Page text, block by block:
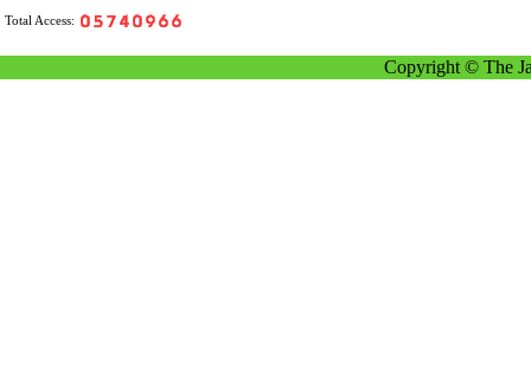
Total Access:
Copyright © The